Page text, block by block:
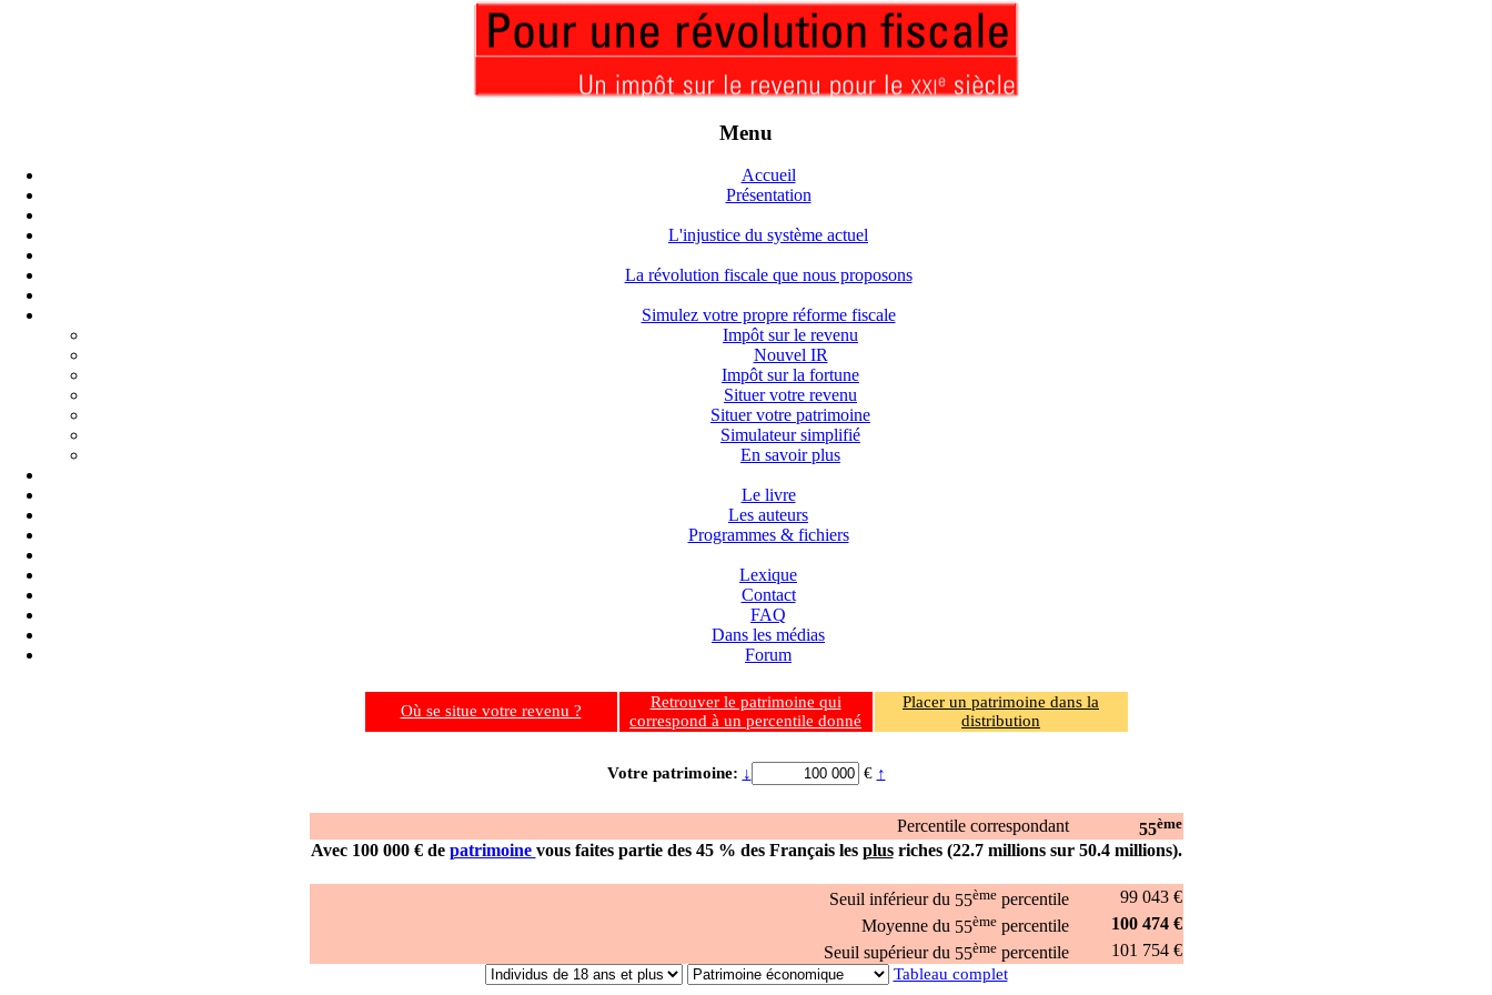
Menu
Accueil
Présentation
L'injustice du système actuel
La révolution fiscale que nous proposons
Simulez votre propre réforme fiscale
Impôt sur le revenu
Nouvel IR
Impôt sur la fortune
Situer votre revenu
Situer votre patrimoine
Simulateur simplifié
En savoir plus
Le livre
Les auteurs
Programmes & fichiers
Lexique
Contact
FAQ
Dans les médias
Forum
Où se situe votre revenu ?
Retrouver le patrimoine qui
correspond à un percentile donné
Placer un patrimoine dans la
distribution
Votre patrimoine: ↓ € ↑
Percentile correspondant 55ème
Avec 100 000 € de patrimoine vous faites partie des 45 % des Français les plusriches (22.7 millions sur 50.4 millions).
Seuil inférieur du 55èmepercentile
99 043 €
Moyenne du 55èmepercentile
100 474 €
Seuil supérieur du 55èmepercentile 101 754 €
Tableau complet